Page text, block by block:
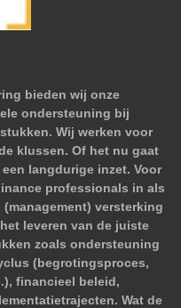
bieden wij onze
ondersteuning bij
Wij werken voor
klussen. Of het nu gaat
langdurige inzet. Voor
professionals in als
versterking
leveren van de juiste
zoals ondersteuning
(begrotingsproces,
financieel beleid,
Wat de